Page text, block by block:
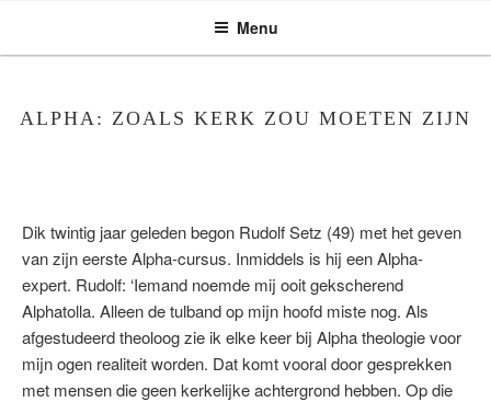
de
ASSEN ZOEKT Menu
ALPHA: ZOALS KERK ZOU MOETEN ZIJN
Dik twintig jaar geleden begon Rudolf Setz (49) met het geven
van zijn eerste Alpha-cursus. Inmiddels is hij een Alpha-
expert. Rudolf: ‘Iemand noemde mij ooit gekscherend
Alphatolla. Alleen de tulband op mijn hoofd miste nog. Als
afgestudeerd theoloog zie ik elke keer bij Alpha theologie voor
mijn ogen realiteit worden. Dat komt vooral door gesprekken
met mensen die geen kerkelijke achtergrond hebben. Op die